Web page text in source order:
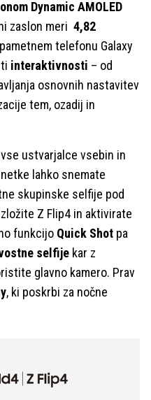
Dynamic AMOLED
zaslon meri 4,82
telefonu Galaxy
interaktivnosti – od
osnovnih nastavitev
tem, ozadij in
ustvarjalce vsebin in
lahko snemate
skupinske selfije pod
Z Flip4 in aktivirate
funkcijo Quick Shot pa
selfije kar z
glavno kamero. Prav
, ki poskrbi za nočne